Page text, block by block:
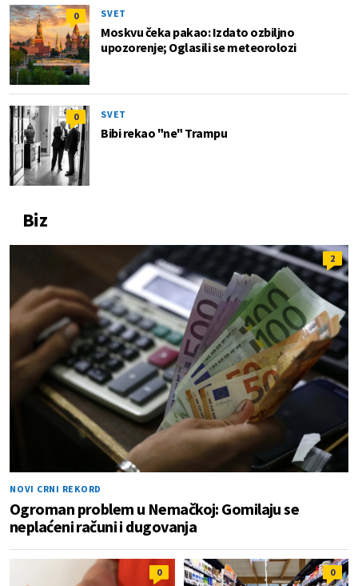
0 SVET
Moskvu čeka pakao: Izdato ozbiljno
upozorenje; Oglasili se meteorolozi
0 SVET
Bibi rekao "ne" Trampu
Biz
2
NOVI CRNI REKORD
Ogroman problem u Nemačkoj: Gomilaju se
neplaćeni računi i dugovanja
0 0